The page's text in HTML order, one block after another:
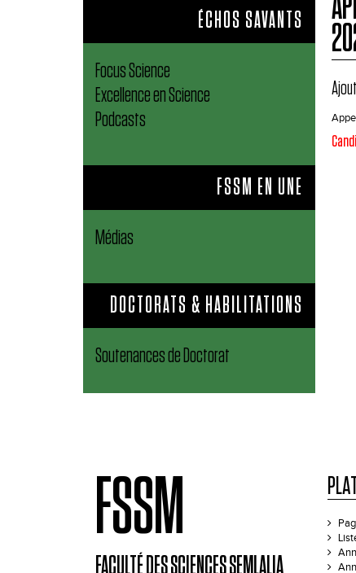
ÉCHOS SAVANTS
Focus Science
Excellence en Science
Podcasts
FSSM EN UNE
Médias
DOCTORATS & HABILITATIONS
Soutenances de Doctorat
FSSM
FACULTÉ DES SCIENCES SEMLALIA